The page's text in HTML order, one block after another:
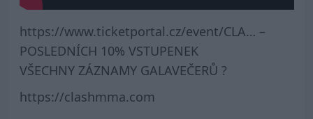
https://www.ticketportal.cz/event/CLA… –
POSLEDNÍCH 10% VSTUPENEK
VŠECHNY ZÁZNAMY GALAVEČERŮ ?
https://clashmma.com